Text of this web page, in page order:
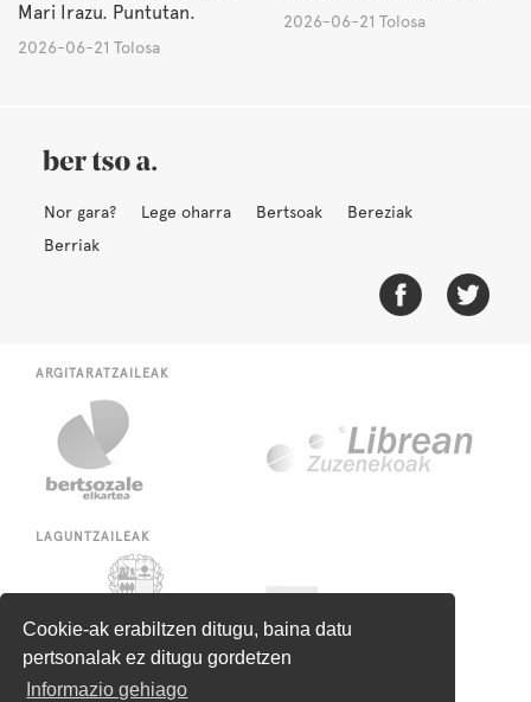
Cookie-ak erabiltzen ditugu, baina datu
pertsonalak ez ditugu gordetzen
Informazio gehiago
Mari Irazu. Puntutan.
2026-06-21 Tolosa
2026-06-21 Tolosa
Nor gara? Lege oharra Bertsoak
Bereziak
Berriak
ARGITARATZAILEAK
LAGUNTZAILEAK